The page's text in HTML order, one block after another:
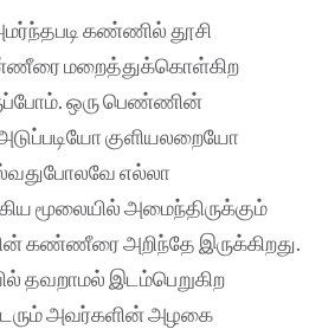
கண்ணில் தூசி
மறைத்துக்கொள்கிற
ஒரு பெண்ணின்
குளியலறையோ
எல்லா
மூலையில் அமைந்திருக்கும்
கண்ணீரை அறிந்தே இருக்கிறது.
தவறாமல் இடம்பெறுகிற
அவர்களின் அழகை